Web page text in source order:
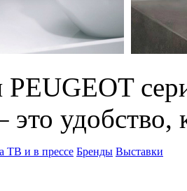
ТВ и в прессе Бренды Выставки